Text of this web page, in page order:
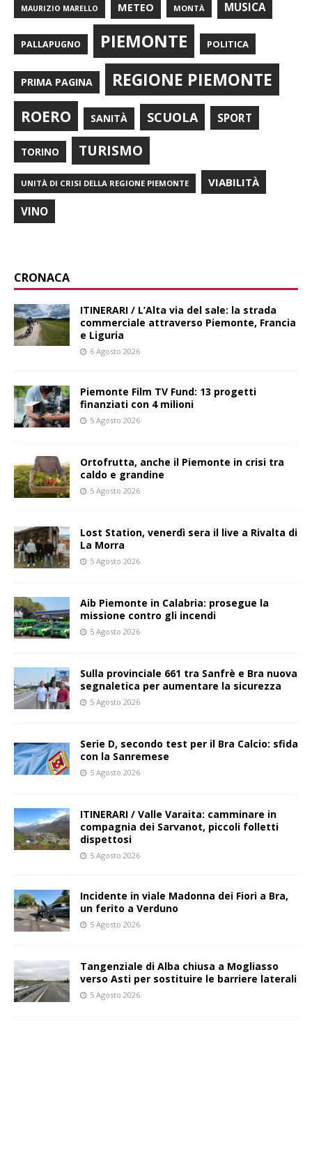
MAURIZIO MARELLO METEO MONTÀ MUSICA
PALLAPUGNO PIEMONTE POLITICA
PRIMA PAGINA REGIONE PIEMONTE
ROERO SANITÀ SCUOLA SPORT
TORINO TURISMO
UNITÀ DI CRISI DELLA REGIONE PIEMONTE VIABILITÀ
VINO
CRONACA
ITINERARI / L’Alta via del sale: la strada
commerciale attraverso Piemonte, Francia
e Liguria
6 Agosto 2026
Piemonte Film TV Fund: 13 progetti
finanziati con 4 milioni
5 Agosto 2026
Ortofrutta, anche il Piemonte in crisi tra
caldo e grandine
5 Agosto 2026
Lost Station, venerdì sera il live a Rivalta di
La Morra
5 Agosto 2026
Aib Piemonte in Calabria: prosegue la
missione contro gli incendi
5 Agosto 2026
Sulla provinciale 661 tra Sanfrè e Bra nuova
segnaletica per aumentare la sicurezza
5 Agosto 2026
Serie D, secondo test per il Bra Calcio: sfida
con la Sanremese
5 Agosto 2026
ITINERARI / Valle Varaita: camminare in
compagnia dei Sarvanot, piccoli folletti
dispettosi
5 Agosto 2026
Incidente in viale Madonna dei Fiori a Bra,
un ferito a Verduno
5 Agosto 2026
Tangenziale di Alba chiusa a Mogliasso
verso Asti per sostituire le barriere laterali
5 Agosto 2026